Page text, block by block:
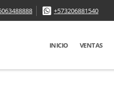
+573206881540
INICIO VENTAS